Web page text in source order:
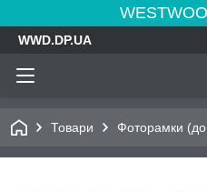
WWD.DP.UA
Товари Фоторамки